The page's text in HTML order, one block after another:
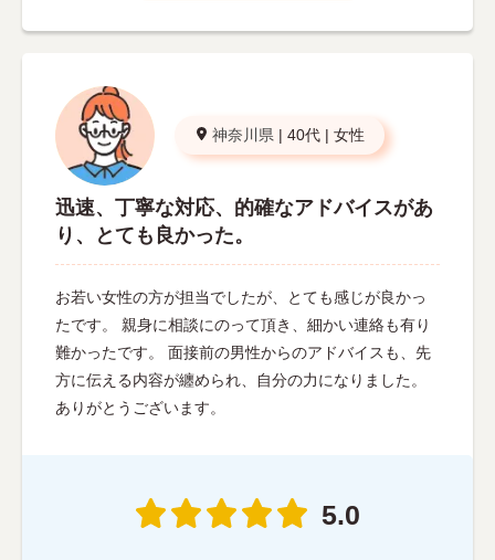
神奈川県 | 40代 | 女性
迅速、丁寧な対応、的確なアドバイスがあ
り、とても良かった。
お若い女性の方が担当でしたが、とても感じが良かっ
たです。 親身に相談にのって頂き、細かい連絡も有り
難かったです。 面接前の男性からのアドバイスも、先
方に伝える内容が纏められ、自分の力になりました。
ありがとうございます。
5.0